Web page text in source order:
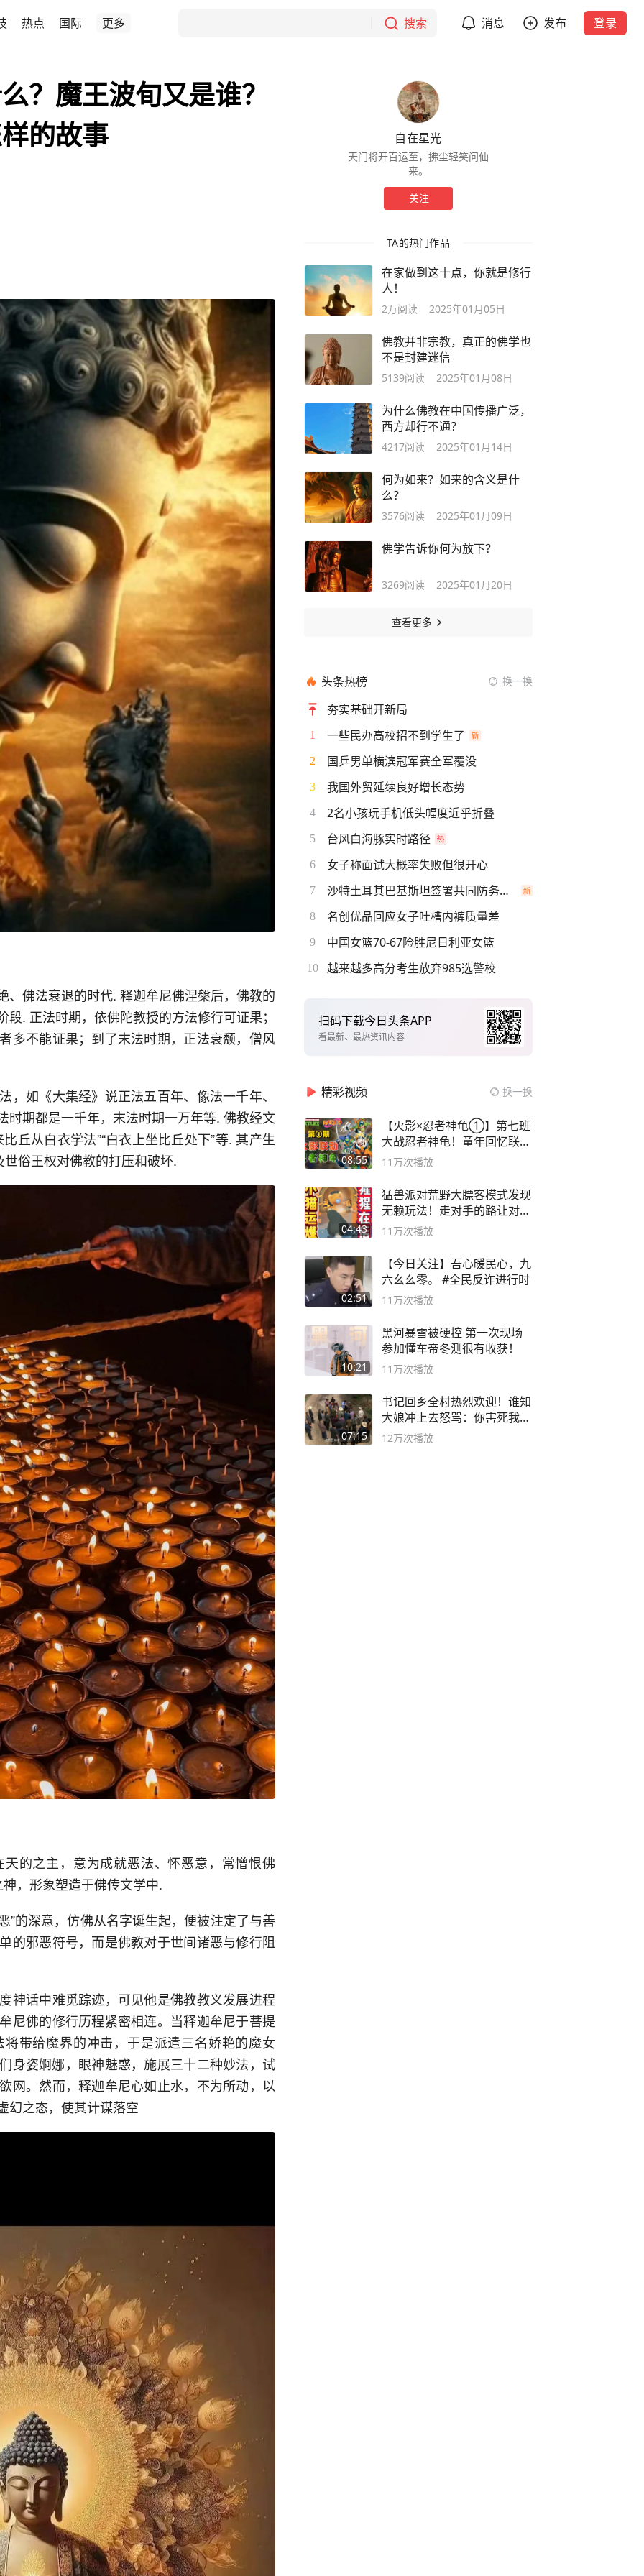
热点 国际 更多 搜索 消息 发布 登录
？魔王波旬又是谁？
的故事
、佛法衰退的时代. 释迦牟尼佛涅槃后，佛教的
. 正法时期，依佛陀教授的方法修行可证果；
多不能证果；到了末法时期，正法衰颓，僧风
如《大集经》说正法五百年、像法一千年、
时期都是一千年，末法时期一万年等. 佛教经文
丘从白衣学法”“白衣上坐比丘处下”等. 其产生
俗王权对佛教的打压和破坏.
的之主，意为成就恶法、怀恶意，常憎恨佛
，形象塑造于佛传文学中.
”的深意，仿佛从名字诞生起，便被注定了与善
的邪恶符号，而是佛教对于世间诸恶与修行阻
神话中难觅踪迹，可见他是佛教教义发展进程
尼佛的修行历程紧密相连。当释迦牟尼于菩提
带给魔界的冲击，于是派遣三名娇艳的魔女
姿婀娜，眼神魅惑，施展三十二种妙法，试
网。然而，释迦牟尼心如止水，不为所动，以
幻之态，使其计谋落空
自在星光
天门将开百运至，拂尘轻笑问仙
来。
关注
TA的热门作品
在家做到这十点，你就是修行
人！
2万阅读 2025年01月05日
佛教并非宗教，真正的佛学也
不是封建迷信
5139阅读 2025年01月08日
为什么佛教在中国传播广泛，
西方却行不通？
4217阅读 2025年01月14日
何为如来？如来的含义是什
么？
3576阅读 2025年01月09日
佛学告诉你何为放下？
3269阅读 2025年01月20日
查看更多
头条热榜 换一换
夯实基础开新局
1 一些民办高校招不到学生了
2 国乒男单横滨冠军赛全军覆没
3 我国外贸延续良好增长态势
4 2名小孩玩手机低头幅度近乎折叠
5 台风白海豚实时路径
6 女子称面试大概率失败但很开心
7 沙特土耳其巴基斯坦签署共同防务协议
8 名创优品回应女子吐槽内裤质量差
9 中国女篮70-67险胜尼日利亚女篮
10 越来越多高分考生放弃985选警校
扫码下载今日头条APP
看最新、最热资讯内容
精彩视频 换一换
08:55
【火影×忍者神龟①】第七班
大战忍者神龟！童年回忆联动
论武？
11万次播放
04:43
猛兽派对荒野大膘客模式发现
无赖玩法！走对手的路让对手
无路可走
11万次播放
02:51
【今日关注】吾心暖民心，九
六幺幺零。 #全民反诈进行时
11万次播放
10:21
黑河暴雪被硬控 第一次现场
参加懂车帝冬测很有收获！
11万次播放
07:15
书记回乡全村热烈欢迎！谁知
大娘冲上去怒骂：你害死我儿
子
12万次播放